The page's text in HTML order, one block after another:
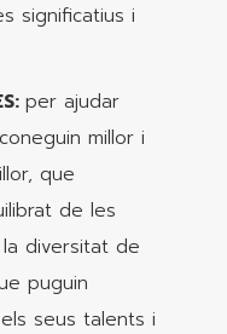
significatius i
per ajudar
millor i
que
de les
la diversitat de
puguin
seus talents i